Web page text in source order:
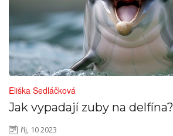
Eliška Sedláčková
Jak vypadají zuby na delfína?
říj, 10 2023